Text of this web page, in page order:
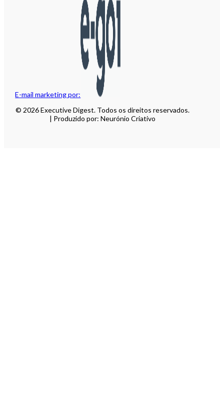
E-mail marketing por:
© 2026 Executive Digest. Todos os direitos reservados.
| Produzido por: Neurónio Criativo